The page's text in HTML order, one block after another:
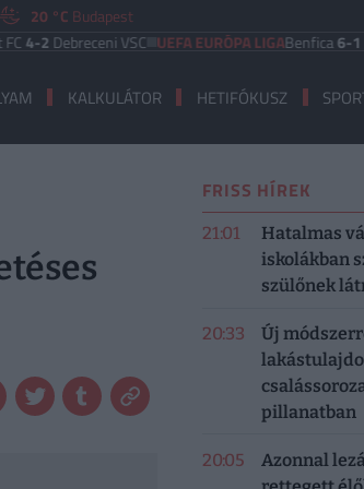
20 °C Budapest
VSC UEFA EURÓPA LIGABenfica6-1Heart
KALKULÁTOR HETIFÓKUSZ
FRISS HÍREK
21:01
Hatalmas
iskolákban
szülőnek
20:33
Új
pillanatban
20:05
Azonnal